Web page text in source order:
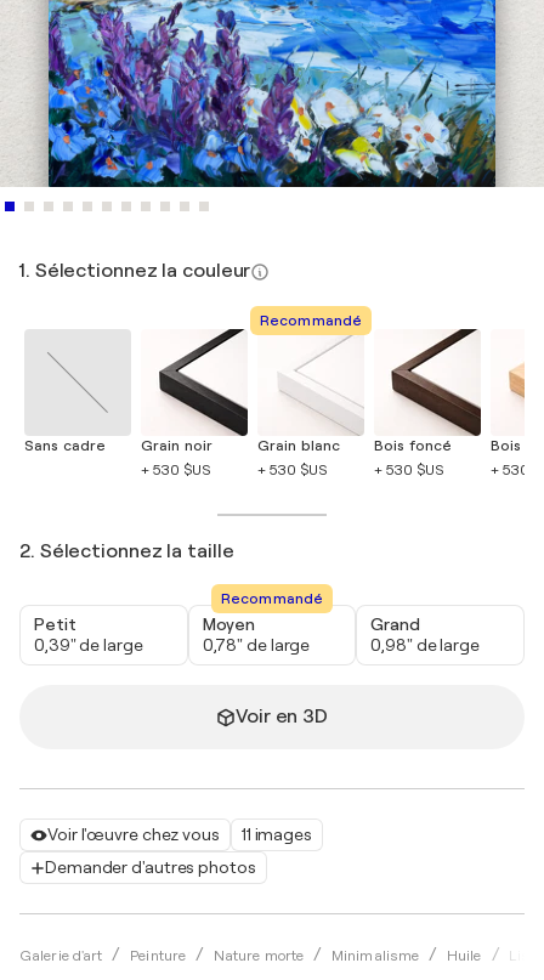
Voir l'œuvre chez vous
11 images
Demander d'autres photos
Galerie d'art Peinture Nature morte Minimalisme Huile Lisa
1. Sélectionnez la couleur
Sans cadre
Grain noir
+ 530 $US
Recommandé
Grain blanc
+ 530 $US
Bois foncé
+ 530 $US
Bois
+ 530
2. Sélectionnez la taille
Petit
0,39" de large
Recommandé
Moyen
0,78" de large
Grand
0,98" de large
Voir en 3D